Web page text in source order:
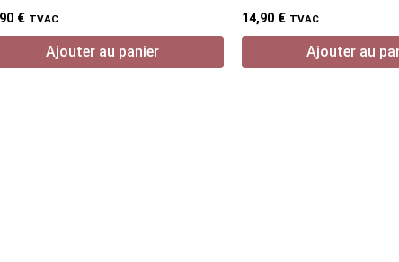
€ TVAC
Ajouter au panier
14,90 € TVAC
Ajouter au